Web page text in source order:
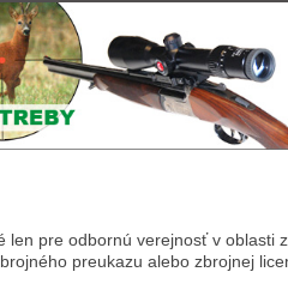
pre odbornú verejnosť v oblasti
preukazu alebo zbrojnej